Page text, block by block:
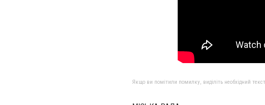
Якщо ви помітили помилку, виділіть необхідний